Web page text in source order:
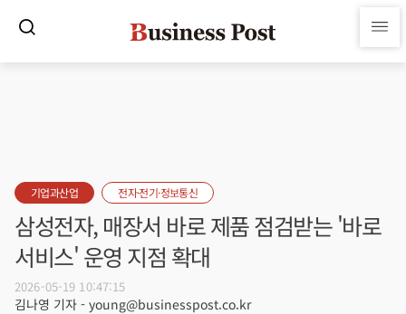
기업과산업 전자·전기·정보통신
삼성전자, 매장서 바로 제품 점검받는 '바로
서비스' 운영 지점 확대
2026-05-19 10:47:15
김나영 기자 - young@businesspost.co.kr